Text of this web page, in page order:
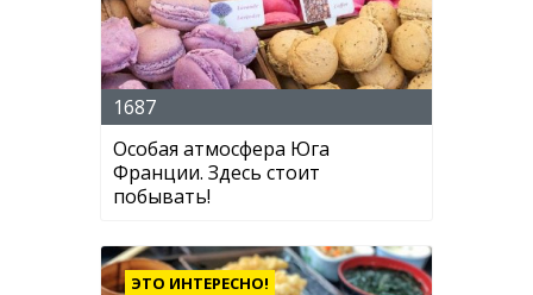
1687
Особая атмосфера Юга
Франции. Здесь стоит
побывать!
ЭТО ИНТЕРЕСНО!